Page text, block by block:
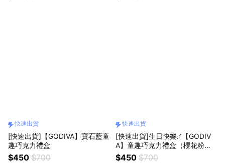
快速出貨
[快速出貨]【GODIVA】寶石藍童
趣巧克力禮盒
$450 $700
快速出貨
[快速出貨]生日快樂.ᐟ【GODIV
A】童趣巧克力禮盒（櫻花粉／
糖果紅／微風藍／寶石藍）
$450 $700